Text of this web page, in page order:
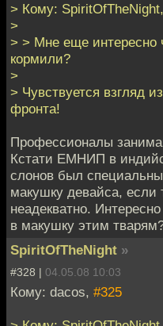
> Кому: SpiritOfTheNight,
>
> > Мне еще интересно
кормили?
>
> Чувствуется взгляд
фронта!
Профессионалы
Кстати ЕМНИП в
слонов был
макушку девайса, если
неадекватно.
в макушку этим
SpiritOfTheNight »
#328 | 04.05.08 10:03
Кому: dacos, #325